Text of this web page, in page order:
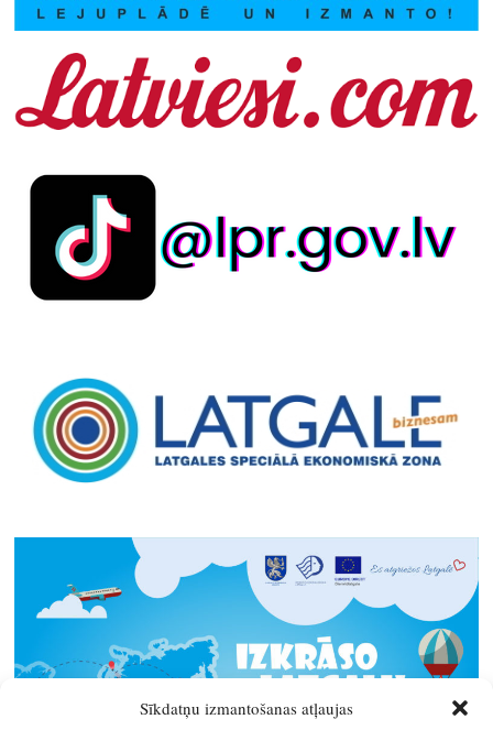
Sīkdatņu izmantošanas atļaujas